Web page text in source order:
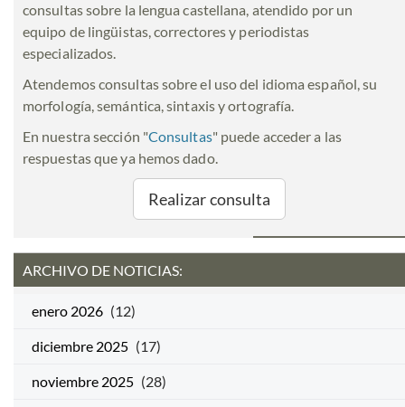
consultas sobre la lengua castellana, atendido por un
equipo de lingüistas, correctores y periodistas
especializados.
Atendemos consultas sobre el uso del idioma español, su
morfología, semántica, sintaxis y ortografía.
En nuestra sección "Consultas" puede acceder a las
respuestas que ya hemos dado.
Realizar consulta
ARCHIVO DE NOTICIAS:
enero 2026 (12)
diciembre 2025 (17)
noviembre 2025 (28)